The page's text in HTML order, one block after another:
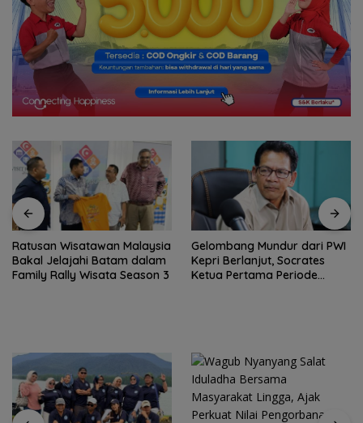
Ratusan Wisatawan Malaysia
Bakal Jelajahi Batam dalam
Family Rally Wisata Season 3
Gelombang Mundur dari PWI
Kepri Berlanjut, Socrates
Ketua Pertama Periode